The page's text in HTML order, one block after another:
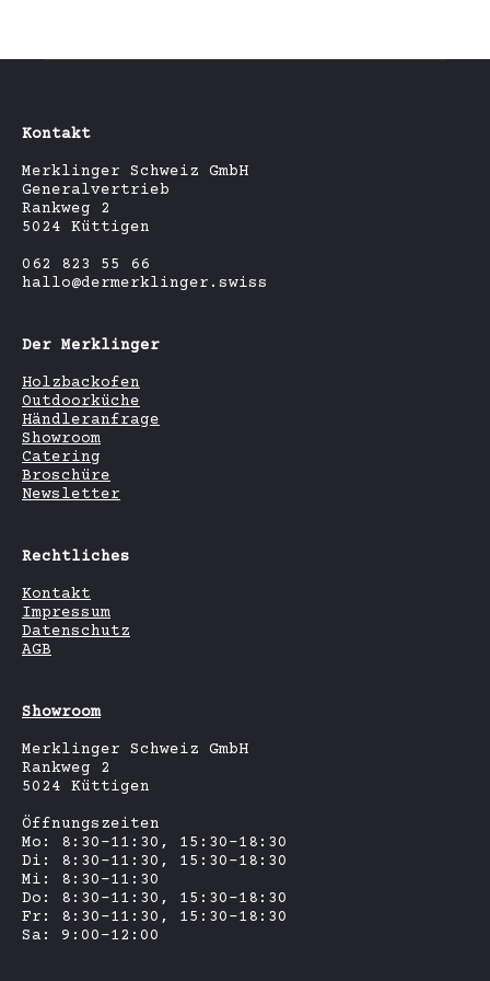
Kontakt
Merklinger Schweiz GmbH
Generalvertrieb
Rankweg 2
5024 Küttigen
062 823 55 66
hallo@dermerklinger.swiss
Der Merklinger
Holzbackofen
Outdoorküche
Händleranfrage
Showroom
Catering
Broschüre
Newsletter
Rechtliches
Kontakt
Impressum
Datenschutz
AGB
Showroom
Merklinger Schweiz GmbH
Rankweg 2
5024 Küttigen
Öffnungszeiten
Mo: 8:30-11:30, 15:30-18:30
Di: 8:30-11:30, 15:30-18:30
Mi: 8:30-11:30
Do: 8:30-11:30, 15:30-18:30
Fr: 8:30-11:30, 15:30-18:30
Sa: 9:00-12:00